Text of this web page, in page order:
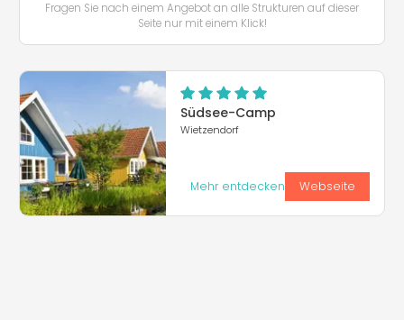
Fragen Sie nach einem Angebot an alle Strukturen auf dieser
Seite nur mit einem Klick!
Südsee-Camp
Wietzendorf
Mehr entdecken Webseite